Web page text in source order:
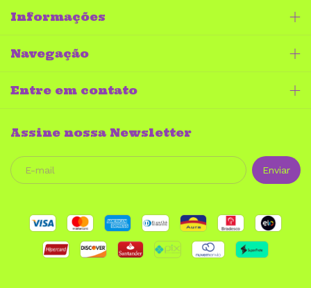
Informações
Navegação
Entre em contato
Assine nossa Newsletter